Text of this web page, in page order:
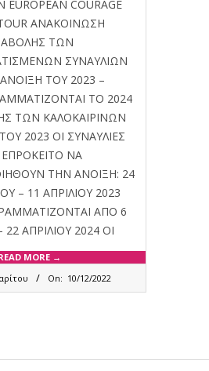
EUROPEAN COURAGE
ΑΝΑΚΟΙΝΩΣΗ
ΤΩΝ
ΣΥΝΑΥΛΙΩΝ
ΤΟΥ 2023 –
ΤΟ 2024
ΤΩΝ ΚΑΛΟΚΑΙΡΙΝΩΝ
2023 ΟΙ ΣΥΝΑΥΛΙΕΣ
ΝΑ
ΤΗΝ ΑΝΟΙΞΗ: 24
– 11 ΑΠΡΙΛΙΟΥ 2023
ΑΠΟ 6
ΑΠΡΙΛΙΟΥ 2024 ΟΙ
MORE →
On: 10/12/2022